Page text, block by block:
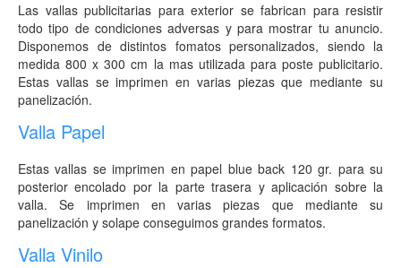
Las vallas publicitarias para exterior se fabrican para resistir
todo tipo de condiciones adversas y para mostrar tu anuncio.
Disponemos de distintos fomatos personalizados, siendo la
medida 800 x 300 cm la mas utilizada para poste publicitario.
Estas vallas se imprimen en varias piezas que mediante su
panelización.
Valla Papel
Estas vallas se imprimen en papel blue back 120 gr. para su
posterior encolado por la parte trasera y aplicación sobre la
valla. Se imprimen en varias piezas que mediante su
panelización y solape conseguimos grandes formatos.
Valla Vinilo